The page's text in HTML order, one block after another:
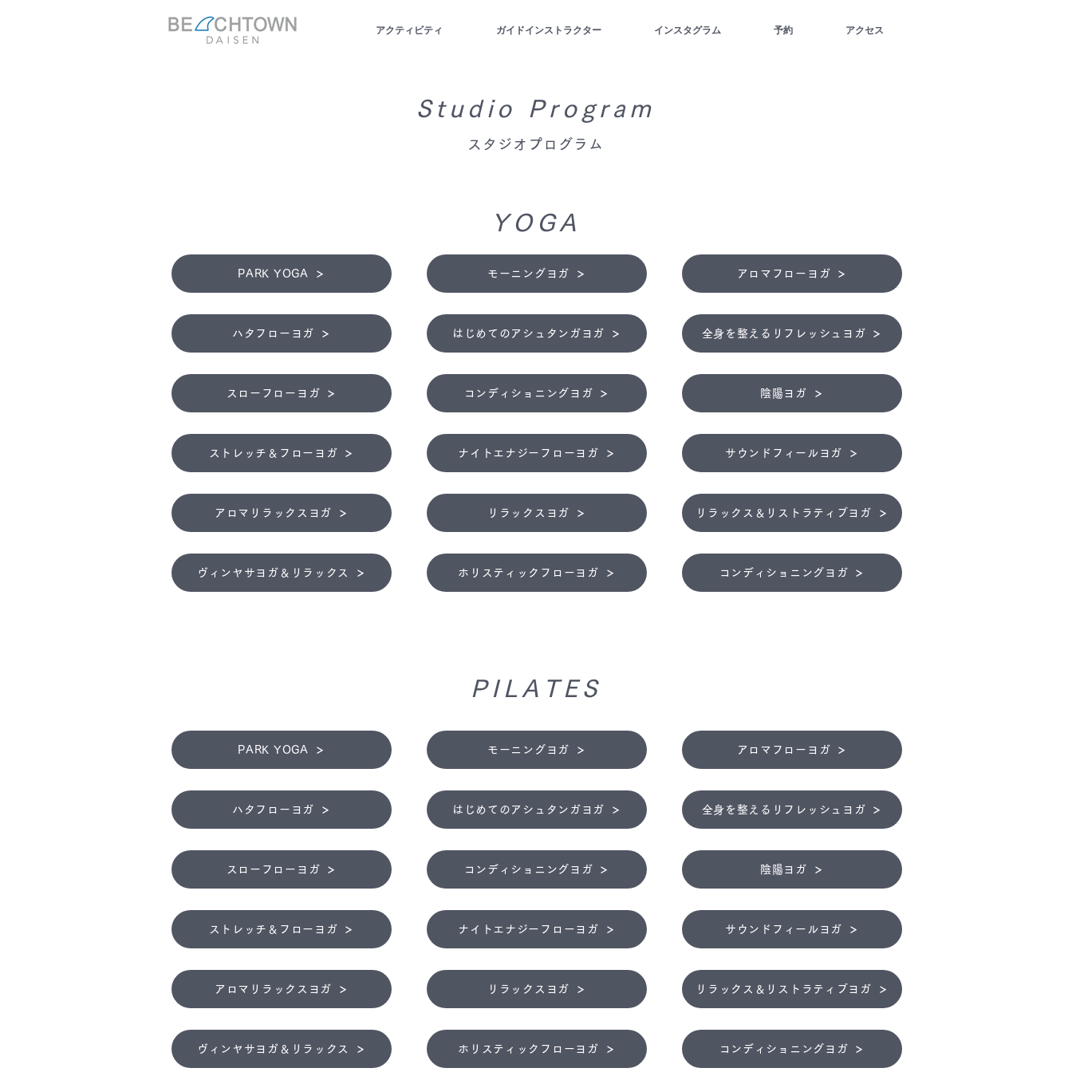
アクティビティ ガイドインストラクター インスタグラム 予約 アクセス
Studio Program
スタジオプログラム
YOGA
PARK YOGA
ハタフローヨガ
スローフローヨガ
ストレッチ＆フローヨガ
アロマリラックスヨガ
ヴィンヤサヨガ＆リラックス
モーニングヨガ
はじめてのアシュタンガヨガ
コンディショニングヨガ
ナイトエナジーフローヨガ
リラックスヨガ
ホリスティックフローヨガ
アロマフローヨガ
全身を整えるリフレッシュヨガ
陰陽ヨガ
サウンドフィールヨガ
リラックス＆リストラティブヨガ
コンディショニングヨガ
PILATES
PARK YOGA
ハタフローヨガ
スローフローヨガ
ストレッチ＆フローヨガ
アロマリラックスヨガ
ヴィンヤサヨガ＆リラックス
モーニングヨガ
はじめてのアシュタンガヨガ
コンディショニングヨガ
ナイトエナジーフローヨガ
リラックスヨガ
ホリスティックフローヨガ
アロマフローヨガ
全身を整えるリフレッシュヨガ
陰陽ヨガ
サウンドフィールヨガ
リラックス＆リストラティブヨガ
コンディショニングヨガ